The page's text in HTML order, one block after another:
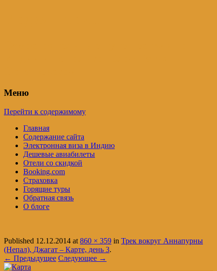
Меню
Перейти к содержимому
Главная
Содержание сайта
Электронная виза в Индию
Дешевые авиабилеты
Отели со скидкой
Booking.com
Страховка
Горящие туры
Обратная связь
О блоге
Published 12.12.2014 at860 × 359 in Трек вокруг Аннапурны
(Непал), Джагат – Карте, день 3.
← Предыдущее Следующее →